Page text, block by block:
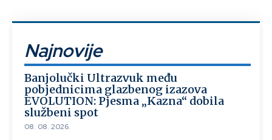
Najnovije
Banjolučki Ultrazvuk među
pobjednicima glazbenog izazova
EVOLUTION: Pjesma „Kazna“ dobila
službeni spot
08. 08. 2026.